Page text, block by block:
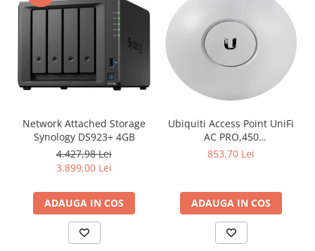
Network Attached Storage
Synology DS923+ 4GB
4.427,98 Lei
3.899,00 Lei
ADAUGA IN COS
Ubiquiti Access Point UniFi
AC PRO,450
Mbps(2.4GHz),1300
included,
802.3af/at,2x10/100/1000
RJ45 Port, Integrated 3 dBi
3x3 MIMO (2.4GHz and
5GHz),250+ Co
853,70 Lei
ADAUGA IN COS